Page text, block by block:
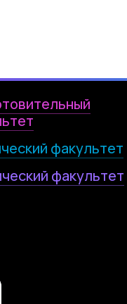
факультет
факультет